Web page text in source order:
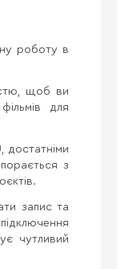
роботу в
щоб ви
для
, достатніми
з
запис та
чутливий